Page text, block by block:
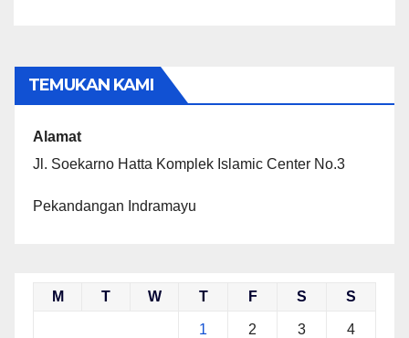
TEMUKAN KAMI
Alamat
Jl. Soekarno Hatta Komplek Islamic Center No.3
Pekandangan Indramayu
M T W T F S S
1 2 3 4